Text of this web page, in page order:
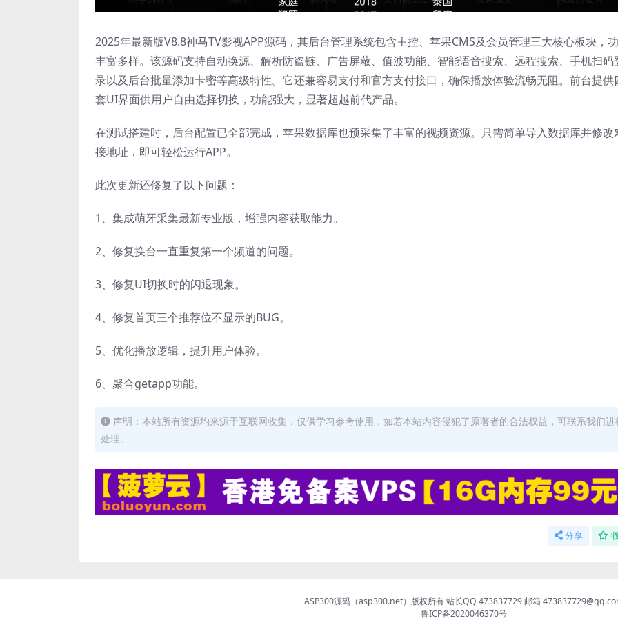
2025年最新版V8.8神马TV影视APP源码，其后台管理系统包含主控、苹果CMS及会员管理三大核心板块，
丰富多样。该源码支持自动换源、解析防盗链、广告屏蔽、值波功能、智能语音搜索、远程搜索、手机扫码
录以及后台批量添加卡密等高级特性。它还兼容易支付和官方支付接口，确保播放体验流畅无阻。前台提供
套UI界面供用户自由选择切换，功能强大，显著超越前代产品。
在测试搭建时，后台配置已全部完成，苹果数据库也预采集了丰富的视频资源。只需简单导入数据库并修改
接地址，即可轻松运行APP。
此次更新还修复了以下问题：
1、集成萌牙采集最新专业版，增强内容获取能力。
2、修复换台一直重复第一个频道的问题。
3、修复UI切换时的闪退现象。
4、修复首页三个推荐位不显示的BUG。
5、优化播放逻辑，提升用户体验。
6、聚合getapp功能。
声明：本站所有资源均来源于互联网收集，仅供学习参考使用，如若本站内容侵犯了原著者的合法权益，可联系我们进
处理。
分享
ASP300源码（asp300.net）版权所有 站长QQ 473837729 邮箱
鲁ICP备2020046370号